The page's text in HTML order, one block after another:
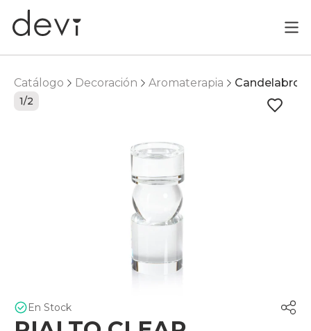
Catálogo Decoración Aromaterapia Candelabro
1/2
En Stock